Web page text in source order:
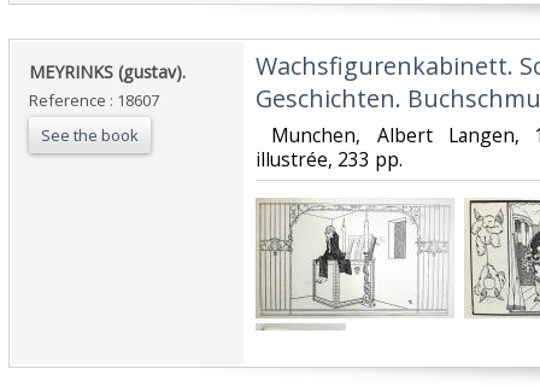
‎MEYRINKS (gustav). ‎
Reference : 18607
See the book
‎Wachsfigurenkabinett.
Geschichten.
Munchen, Albert
illustrée, 233 pp. ‎